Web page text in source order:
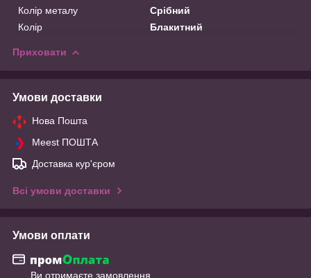
Колір металу
Срібний
Колір
Блакитний
Приховати
Умови доставки
Нова Пошта
Meest ПОШТА
Доставка кур'єром
Всі умови доставки
Умови оплати
Ви отримаєте замовлення